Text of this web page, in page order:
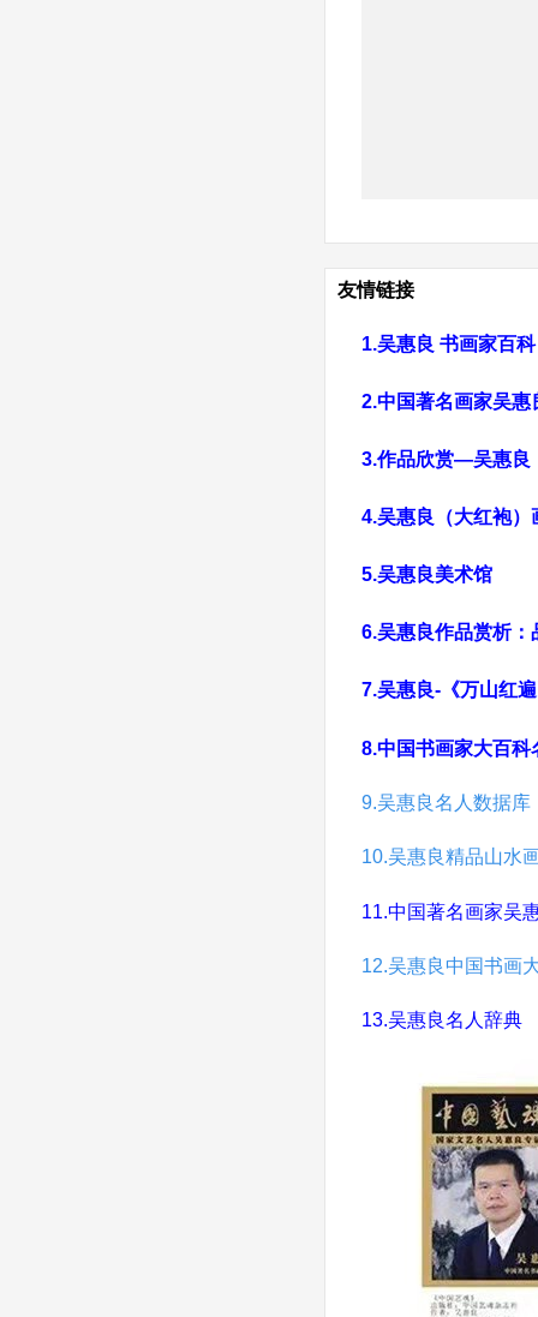
友情链接
1.吴惠良 书画家百科
2.中国著名画家吴惠
3.作品欣赏—吴惠良
4.吴惠良（大红袍）
5.吴惠良美术馆
6.吴惠良作品赏析：
7.吴惠良-《万山红
8.中国书画家大百科
9.吴惠良名人数据库
10.吴惠良精品山水
11.中国著名画家吴
12.吴惠良中国书画
13.吴惠良名人辞典